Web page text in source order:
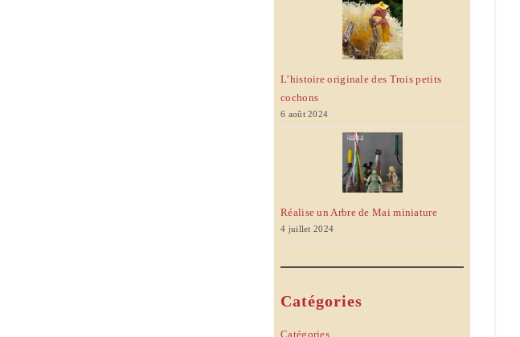
L’histoire originale des Trois petits
cochons
6 août 2024
Réalise un Arbre de Mai miniature
4 juillet 2024
Catégories
Catégories